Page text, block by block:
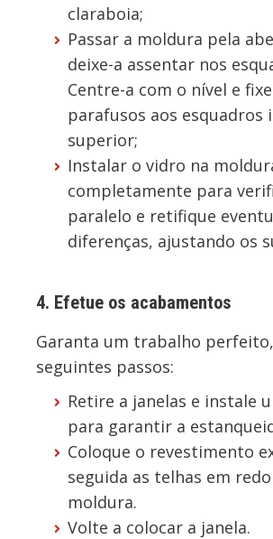
claraboia;
Passar a moldura pela
deixe-a assentar nos
Centre-a com o nível e
parafusos aos esquadros
superior;
Instalar o vidro na
completamente para
paralelo e retifique
diferenças, ajustando os
4. Efetue os acabamentos
Garanta um trabalho
seguintes passos:
Retire a janelas e instale
para garantir a
Coloque o revestimento
seguida as telhas em
moldura.
Volte a colocar a janela.